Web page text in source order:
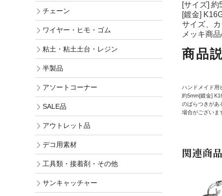
[サイズ] 約
[鍍金]
サイズ、
メッキ商
商品
ハンドメイド用
約5mm[鍍金]
のばらつきがあ
場合がございま
関連商品
チェーン
ワイヤー・ヒモ・ゴム
粘土・粘土土台・レジン
半製品
アソートコーナー
SALE品
アウトレット品
デコ用素材
工具類・接着剤・その他
サンキャッチャー